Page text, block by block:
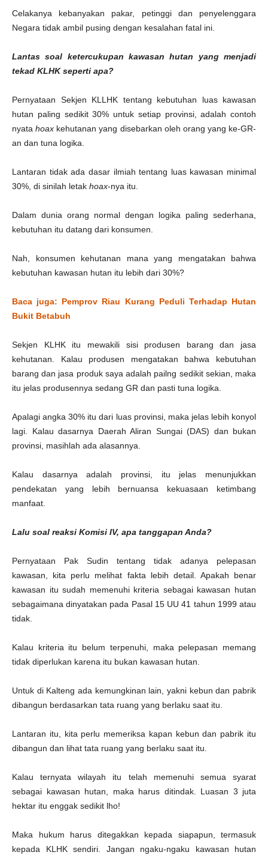
Celakanya kebanyakan pakar, petinggi dan penyelenggara
Negara tidak ambil pusing dengan kesalahan fatal ini.
Lantas soal ketercukupan kawasan hutan yang menjadi
tekad KLHK seperti apa?
Pernyataan Sekjen KLLHK tentang kebutuhan luas kawasan
hutan paling sedikit 30% untuk setiap provinsi, adalah contoh
nyatahoax kehutanan yang disebarkan oleh orang yang ke-GR-
an dan tuna logika.
Lantaran tidak ada dasar ilmiah tentang luas kawasan minimal
30%, di sinilah letak hoax-nya itu.
Dalam dunia orang normal dengan logika paling sederhana,
kebutuhan itu datang dari konsumen.
Nah, konsumen kehutanan mana yang mengatakan bahwa
kebutuhan kawasan hutan itu lebih dari 30%?
Baca juga: Pemprov Riau Kurang Peduli Terhadap Hutan
Bukit Betabuh
Sekjen KLHK itu mewakili sisi produsen barang dan jasa
kehutanan. Kalau produsen mengatakan bahwa kebutuhan
barang dan jasa produk saya adalah pailng sedikit sekian, maka
itu jelas produsennya sedang GR dan pasti tuna logika.
Apalagi angka 30% itu dari luas provinsi, maka jelas lebih konyol
lagi. Kalau dasarnya Daerah Aliran Sungai (DAS) dan bukan
provinsi, masihlah ada alasannya.
Kalau dasarnya adalah provinsi, itu jelas menunjukkan
pendekatan yang lebih bernuansa kekuasaan ketimbang
manfaat.
Lalu soal reaksi Komisi IV, apa tanggapan Anda?
Pernyataan Pak Sudin tentang tidak adanya pelepasan
kawasan, kita perlu melihat fakta lebih detail. Apakah benar
kawasan itu sudah memenuhi kriteria sebagai kawasan hutan
sebagaimana dinyatakan pada Pasal 15 UU 41 tahun 1999 atau
tidak.
Kalau kriteria itu belum terpenuhi, maka pelepasan memang
tidak diperlukan karena itu bukan kawasan hutan.
Untuk di Kalteng ada kemungkinan lain, yakni kebun dan pabrik
dibangun berdasarkan tata ruang yang berlaku saat itu.
Lantaran itu, kita perlu memeriksa kapan kebun dan pabrik itu
dibangun dan lihat tata ruang yang berlaku saat itu.
Kalau ternyata wilayah itu telah memenuhi semua syarat
sebagai kawasan hutan, maka harus ditindak. Luasan 3 juta
hektar itu enggak sedikit lho!
Maka hukum harus ditegakkan kepada siapapun, termasuk
kepada KLHK sendiri. Jangan ngaku-ngaku kawasan hutan